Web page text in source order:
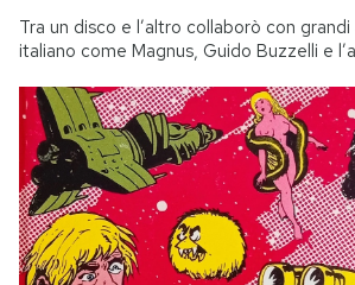
Tra un disco e l’altro collaborò con
italiano come Magnus, Guido Buzzelli e